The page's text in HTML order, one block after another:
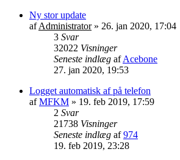
Ny stor update
afAdministrator» 26. jan 2020, 17:04
3 Svar
32022 Visninger
Seneste indlæg afAcebone
27. jan 2020, 19:53
Logget automatisk af på telefon
afMFKM » 19. feb 2019, 17:59
2 Svar
21738 Visninger
Seneste indlæg af974
19. feb 2019, 23:28